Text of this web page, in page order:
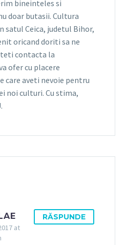
de
de
de
lavanda :
ieftina si
noi
si
un…
5 7
bineinteles si
doar butasii. Cultura
satul Ceica, judetul Bihor,
oricand doriti sa ne
contacta la
ofer cu placere
care aveti nevoie pentru
noi culturi. Cu stima,
at
RĂSPUNDE